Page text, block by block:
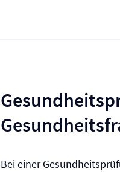
Bei einer